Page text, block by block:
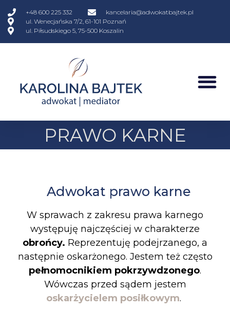
+48 600 225 332
kancelaria@adwokatbajtek.pl
ul. Wenecjańska 7/2, 61-101 Poznań
ul. Piłsudskiego 5, 75-500 Koszalin
PRAWO KARNE
Adwokat prawo karne
W sprawach z zakresu prawa karnego
występuję najczęściej w charakterze
obrońcy. Reprezentuję podejrzanego, a
następnie oskarżonego. Jestem też często
pełnomocnikiem pokrzywdzonego.
Wówczas przed sądem jestem
oskarżycielem posiłkowym.